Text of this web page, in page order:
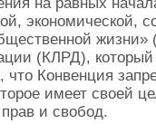
экономической,
жизни»
(КЛРД),
что Конвенция
имеет своей
прав и свобод.